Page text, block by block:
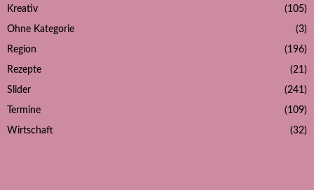
Kreativ (105)
Ohne Kategorie (3)
Region (196)
Rezepte (21)
Slider (241)
Termine (109)
Wirtschaft (32)